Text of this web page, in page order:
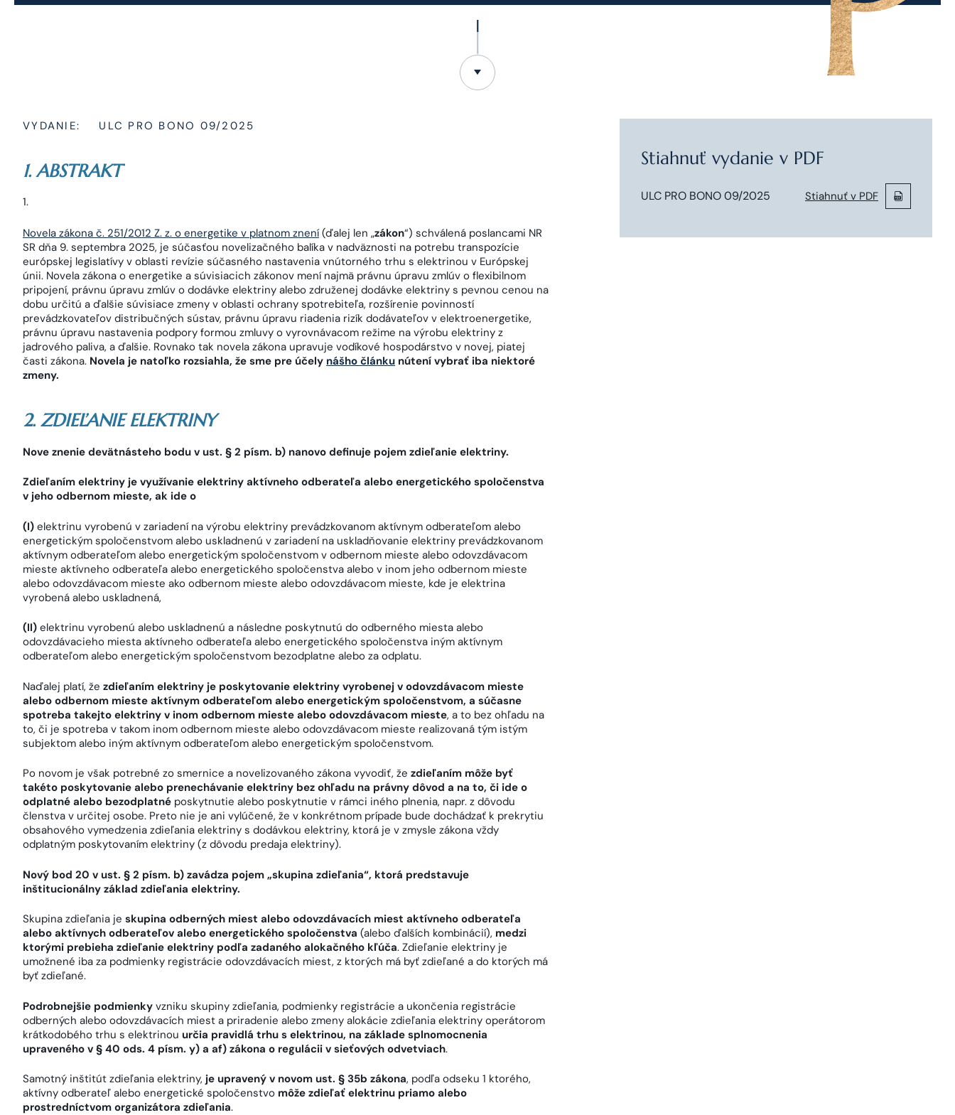
VYDANIE: ULC PRO BONO 09/2025
1. ABSTRAKT
Novela zákona č. 251/2012 Z. z. o energetike v platnom znení(ďalej len „zákon“) schválená poslancami NR
SR dňa 9. septembra 2025, je súčasťou novelizačného balíka v nadväznosti na potrebu transpozície
európskej legislatívy v oblasti revízie súčasného nastavenia vnútorného trhu s elektrinou v Európskej
únii. Novela zákona o energetike a súvisiacich zákonov mení najmä právnu úpravu zmlúv o flexibilnom
pripojení, právnu úpravu zmlúv o dodávke elektriny alebo združenej dodávke elektriny s pevnou cenou na
dobu určitú a ďalšie súvisiace zmeny v oblasti ochrany spotrebiteľa, rozšírenie povinností
prevádzkovateľov distribučných sústav, právnu úpravu riadenia rizík dodávateľov v elektroenergetike,
právnu úpravu nastavenia podpory formou zmluvy o vyrovnávacom režime na výrobu elektriny z
jadrového paliva, a ďalšie. Rovnako tak novela zákona upravuje vodíkové hospodárstvo v novej, piatej
časti zákona. Novela je natoľko rozsiahla, že sme pre účely nášho článku nútení vybrať iba niektoré
zmeny.
2. ZDIEĽANIE ELEKTRINY
Nove znenie devätnásteho bodu v ust. § 2 písm. b) nanovo definuje pojem zdieľanie elektriny.
Zdieľaním elektriny je využívanie elektriny aktívneho odberateľa alebo energetického spoločenstva
v jeho odbernom mieste, ak ide o
(I) elektrinu vyrobenú v zariadení na výrobu elektriny prevádzkovanom aktívnym odberateľom alebo
energetickým spoločenstvom alebo uskladnenú v zariadení na uskladňovanie elektriny prevádzkovanom
aktívnym odberateľom alebo energetickým spoločenstvom v odbernom mieste alebo odovzdávacom
mieste aktívneho odberateľa alebo energetického spoločenstva alebo v inom jeho odbernom mieste
alebo odovzdávacom mieste ako odbernom mieste alebo odovzdávacom mieste, kde je elektrina
vyrobená alebo uskladnená,
(II) elektrinu vyrobenú alebo uskladnenú a následne poskytnutú do odberného miesta alebo
odovzdávacieho miesta aktívneho odberateľa alebo energetického spoločenstva iným aktívnym
odberateľom alebo energetickým spoločenstvom bezodplatne alebo za odplatu.
Naďalej platí, že zdieľaním elektriny je poskytovanie elektriny vyrobenej v odovzdávacom mieste
alebo odbernom mieste aktívnym odberateľom alebo energetickým spoločenstvom, a súčasne
spotreba takejto elektriny v inom odbernom mieste alebo odovzdávacom mieste, a to bez ohľadu na
to, či je spotreba v takom inom odbernom mieste alebo odovzdávacom mieste realizovaná tým istým
subjektom alebo iným aktívnym odberateľom alebo energetickým spoločenstvom.
Po novom je však potrebné zo smernice a novelizovaného zákona vyvodiť, že zdieľaním môže byť
takéto poskytovanie alebo prenechávanie elektriny bez ohľadu na právny dôvod a na to, či ide o
odplatné alebo bezodplatné poskytnutie alebo poskytnutie v rámci iného plnenia, napr. z dôvodu
členstva v určitej osobe. Preto nie je ani vylúčené, že v konkrétnom prípade bude dochádzať k prekrytiu
obsahového vymedzenia zdieľania elektriny s dodávkou elektriny, ktorá je v zmysle zákona vždy
odplatným poskytovaním elektriny (z dôvodu predaja elektriny).
Nový bod 20 v ust. § 2 písm. b) zavádza pojem „skupina zdieľania“, ktorá predstavuje
inštitucionálny základ zdieľania elektriny.
Skupina zdieľania je skupina odberných miest alebo odovzdávacích miest aktívneho odberateľa
alebo aktívnych odberateľov alebo energetického spoločenstva (alebo ďalších kombinácií), medzi
ktorými prebieha zdieľanie elektriny podľa zadaného alokačného kľúča. Zdieľanie elektriny je
umožnené iba za podmienky registrácie odovzdávacích miest, z ktorých má byť zdieľané a do ktorých má
byť zdieľané.
Podrobnejšie podmienky vzniku skupiny zdieľania, podmienky registrácie a ukončenia registrácie
odberných alebo odovzdávacích miest a priradenie alebo zmeny alokácie zdieľania elektriny operátorom
krátkodobého trhu s elektrinou určia pravidlá trhu s elektrinou, na základe splnomocnenia
upraveného v § 40 ods. 4 písm. y) a af) zákona o regulácii v sieťových odvetviach.
Samotný inštitút zdieľania elektriny, je upravený v novom ust. § 35b zákona, podľa odseku 1 ktorého,
aktívny odberateľ alebo energetické spoločenstvo môže zdieľať elektrinu priamo alebo
prostredníctvom organizátora zdieľania.
Stiahnuť vydanie v PDF
ULC PRO BONO 09/2025 Stiahnuť v PDF